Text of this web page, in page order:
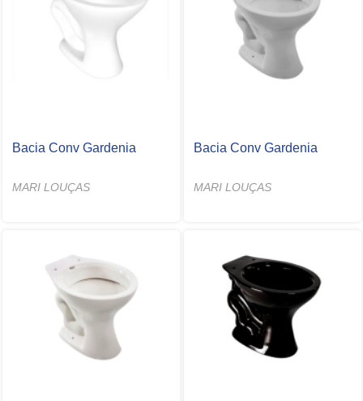
Bacia Conv Gardenia
MARI LOUÇAS
Bacia Conv Gardenia
MARI LOUÇAS